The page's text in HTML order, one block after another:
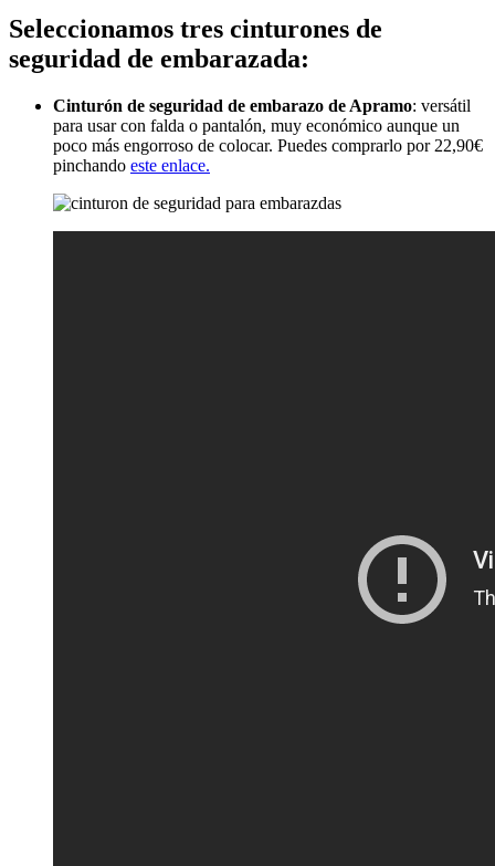
Seleccionamos tres cinturones de
seguridad de embarazada:
Cinturón de seguridad de embarazo de Apramo: versátil
para usar con falda o pantalón, muy económico aunque un
poco más engorroso de colocar. Puedes comprarlo por 22,90€
pinchando este enlace.